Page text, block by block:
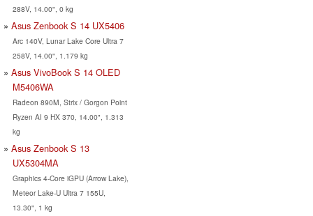
288V, 14.00", 0 kg
Asus Zenbook S 14 UX5406
Arc 140V, Lunar Lake Core Ultra 7
258V, 14.00", 1.179 kg
Asus VivoBook S 14 OLED
M5406WA
Radeon 890M, Strix / Gorgon Point
Ryzen AI 9 HX 370, 14.00", 1.313
kg
Asus Zenbook S 13
UX5304MA
Graphics 4-Core iGPU (Arrow Lake),
Meteor Lake-U Ultra 7 155U,
13.30", 1 kg